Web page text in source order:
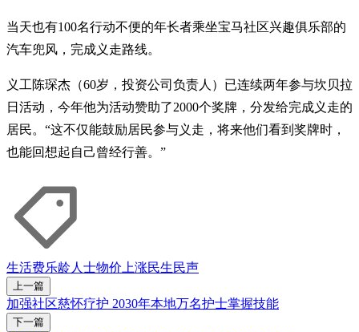
当天也有100名行动不便的年长者乘坐宝马社区兴趣俱乐部的
汽车兜风，完成义走路线。
义工陈琛杰（60岁，投资公司负责人）已连续两年参与坎贝拉
日活动，今年他为活动赞助了2000个奖牌，分发给完成义走的
居民。“这不仅能鼓励居民参与义走，将来他们看到奖牌时，
也能回想起自己曾经行善。”
生活费乐龄人士物价上涨民生民声
上一篇
加强社区慈怀疗护 2030年本地万名护士掌握技能
下一篇